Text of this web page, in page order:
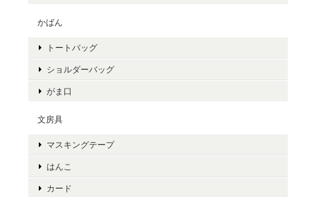
かばん
トートバッグ
ショルダーバッグ
がま口
文房具
マスキングテープ
はんこ
カード